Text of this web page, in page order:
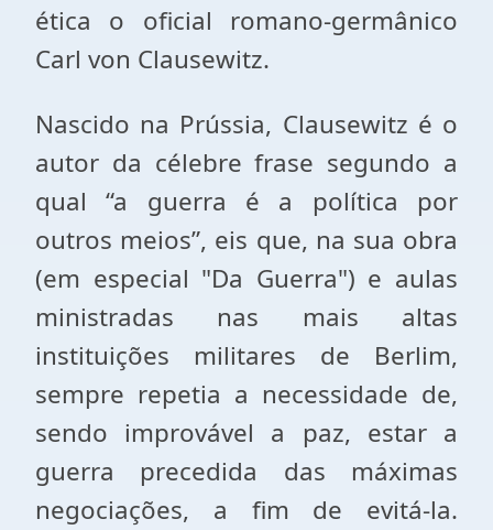
ética o oficial romano-germânico
Carl von Clausewitz.
Nascido na Prússia, Clausewitz é o
autor da célebre frase segundo a
qual “a guerra é a política por
outros meios”, eis que, na sua obra
(em especial "Da Guerra") e aulas
ministradas nas mais altas
instituições militares de Berlim,
sempre repetia a necessidade de,
sendo improvável a paz, estar a
guerra precedida das máximas
negociações, a fim de evitá-la.